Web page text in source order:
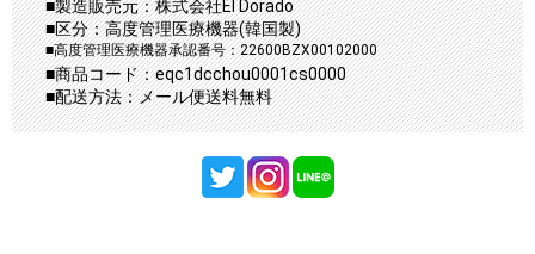
■製造販売元：株式会社El Dorado
■区分：高度管理医療機器(韓国製)
■高度管理医療機器承認番号：22600BZX00102000
■商品コード：eqc1dcchou0001cs0000
■配送方法：メール便送料無料